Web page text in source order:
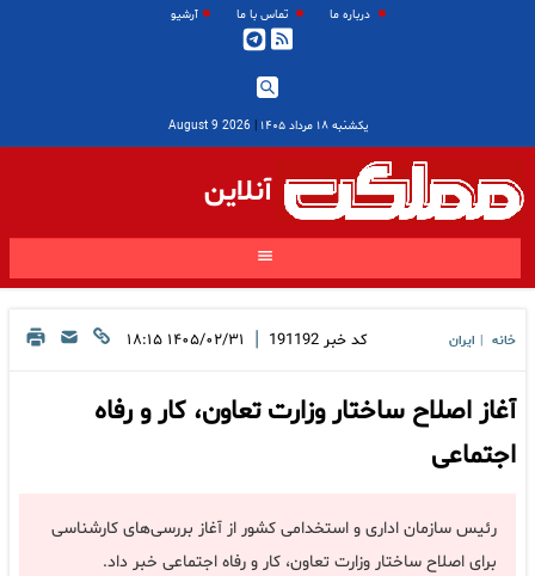
درباره ما تماس با ما آرشیو
یکشنبه ۱۸ مرداد ۱۴۰۵ |
2026 August 9
آنلاین
خانه ایران کد خبر 191192
| ۱۴۰۵/۰۲/۳۱ ۱۸:۱۵
آغاز اصلاح ساختار وزارت تعاون، کار و رفاه
اجتماعی
رئیس سازمان اداری و استخدامی کشور از آغاز بررسی‌های کارشناسی
برای اصلاح ساختار وزارت تعاون، کار و رفاه اجتماعی خبر داد.